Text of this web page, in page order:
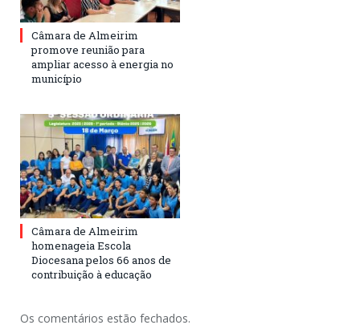
Câmara de Almeirim
promove reunião para
ampliar acesso à energia no
município
Câmara de Almeirim
homenageia Escola
Diocesana pelos 66 anos de
contribuição à educação
Os comentários estão fechados.